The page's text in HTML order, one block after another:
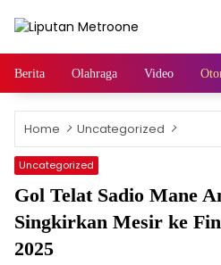
Berita Olahraga Video
Home Uncategorized
Uncategorized
Gol Telat Sadio Mane
Singkirkan Mesir ke
2025